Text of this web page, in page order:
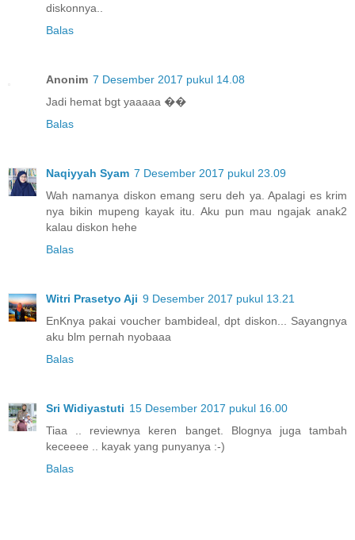
diskonnya..
Balas
Anonim 7 Desember 2017 pukul 14.08
Jadi hemat bgt yaaaaa ��
Balas
Naqiyyah Syam 7 Desember 2017 pukul 23.09
Wah namanya diskon emang seru deh ya. Apalagi es krim
nya bikin mupeng kayak itu. Aku pun mau ngajak anak2
kalau diskon hehe
Balas
Witri Prasetyo Aji 9 Desember 2017 pukul 13.21
EnKnya pakai voucher bambideal, dpt diskon... Sayangnya
aku blm pernah nyobaaa
Balas
Sri Widiyastuti 15 Desember 2017 pukul 16.00
Tiaa .. reviewnya keren banget. Blognya juga tambah
keceeee .. kayak yang punyanya :-)
Balas